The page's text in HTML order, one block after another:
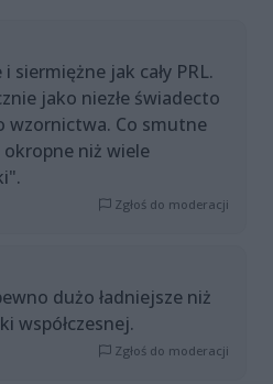
siermiężne jak cały PRL.
jako niezłe świadecto
wzornictwa. Co smutne
niż wiele
Zgłoś do moderacji
dużo ładniejsze niż
współczesnej.
Zgłoś do moderacji